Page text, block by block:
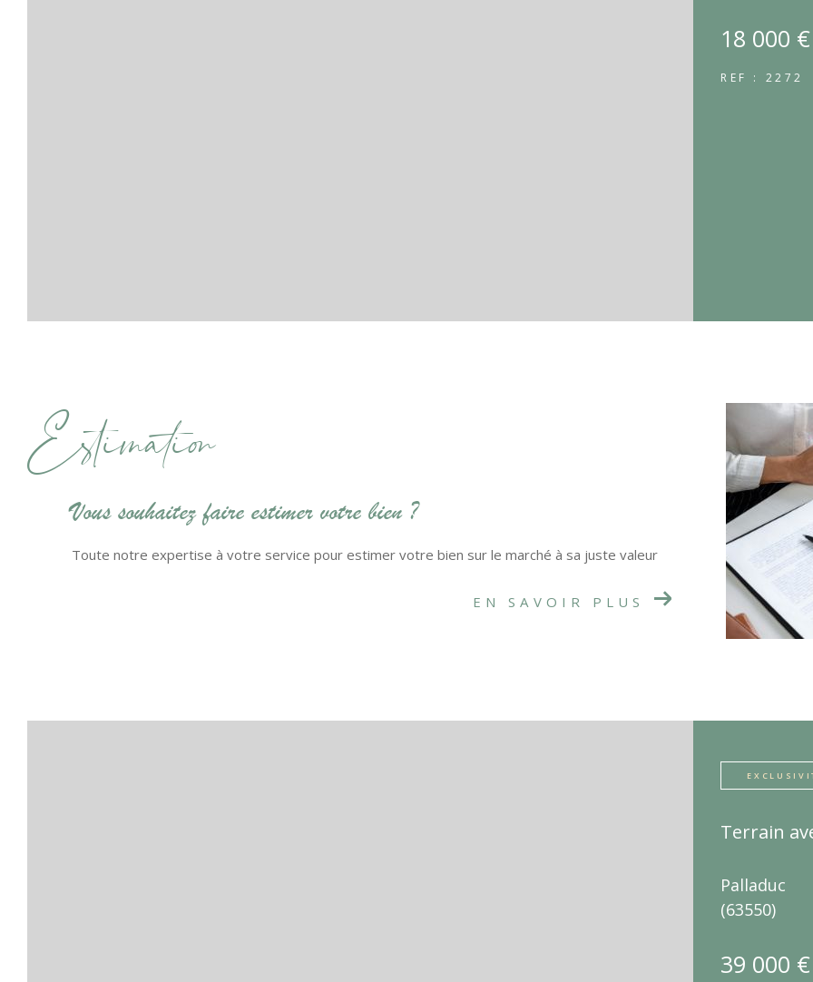
18 000 €
REF : 2272
Estimation
Vous souhaitez faire estimer votre bien ?
Toute notre expertise à votre service pour estimer votre bien sur le marché à sa juste valeur
EN SAVOIR PLUS
Terrain
Palladuc
(63550)
39 000 €